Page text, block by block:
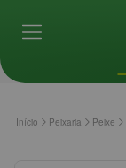
Início Peixaria Peixe